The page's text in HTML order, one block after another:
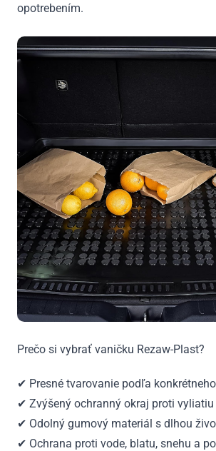
opotrebením.
Prečo si vybrať vaničku Rezaw-Plast?
✔ Presné tvarovanie podľa
✔ Zvýšený ochranný okraj proti
✔ Odolný gumový materiál s dlhou
✔ Ochrana proti vode, blatu, snehu a